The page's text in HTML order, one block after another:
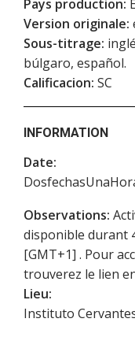
Pays production:
Version originale:
Sous-titrage:
búlgaro, español.
Calificacion: SC
INFORMATION
Date:
Observations:
disponible durant
[GMT+1] . Pour
trouverez le lien
Lieu:
Instituto